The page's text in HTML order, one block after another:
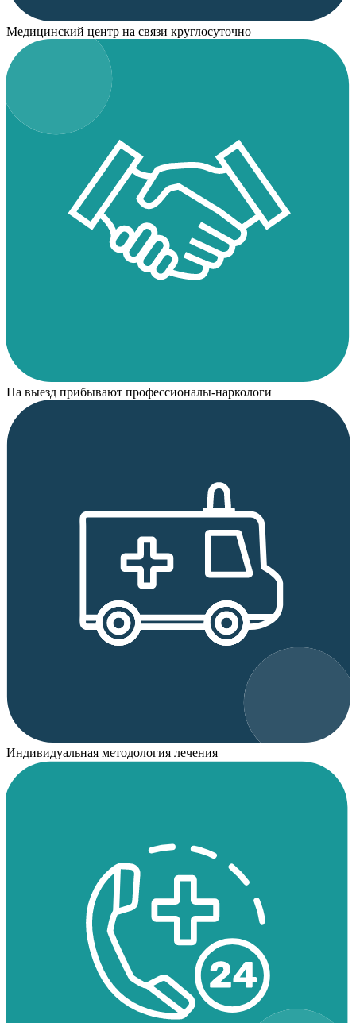
Медицинский центр на связи круглосуточно
На выезд прибывают профессионалы-наркологи
Индивидуальная методология лечения